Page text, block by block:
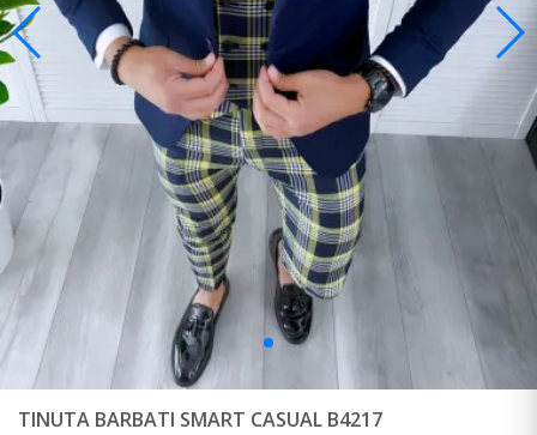
TINUTA BARBATI SMART CASUAL B4217